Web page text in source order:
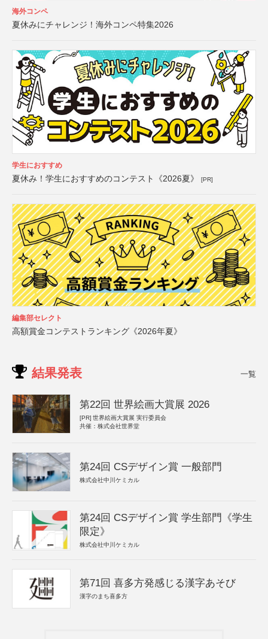
海外コンペ
夏休みにチャレンジ！海外コンペ特集2026
学生におすすめ
夏休み！学生におすすめのコンテスト《2026夏》 [PR]
編集部セレクト
高額賞金コンテストランキング《2026年夏》
結果発表 一覧
第22回 世界絵画大賞展 2026
[PR] 世界絵画大賞展 実行委員会
共催：株式会社世界堂
第24回 CSデザイン賞 一般部門
株式会社中川ケミカル
第24回 CSデザイン賞 学生部門《学生
限定》
株式会社中川ケミカル
第71回 喜多方発感じる漢字あそび
漢字のまち喜多方